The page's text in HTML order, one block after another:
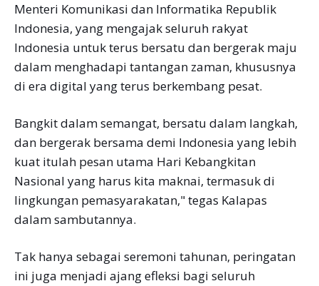
Menteri Komunikasi dan Informatika Republik
Indonesia, yang mengajak seluruh rakyat
Indonesia untuk terus bersatu dan bergerak maju
dalam menghadapi tantangan zaman, khususnya
di era digital yang terus berkembang pesat.
Bangkit dalam semangat, bersatu dalam langkah,
dan bergerak bersama demi Indonesia yang lebih
kuat itulah pesan utama Hari Kebangkitan
Nasional yang harus kita maknai, termasuk di
lingkungan pemasyarakatan," tegas Kalapas
dalam sambutannya.
Tak hanya sebagai seremoni tahunan, peringatan
ini juga menjadi ajang efleksi bagi seluruh